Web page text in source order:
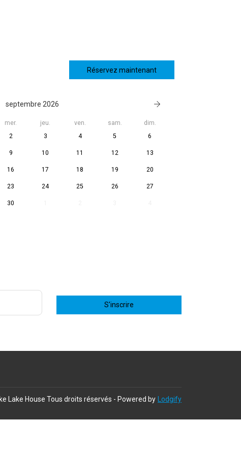
Réservez maintenant
septembre 2026
mer. jeu. ven. sam.
dim.
2 3 4 5 6
9 10 11 12 13
16 17 18 19 20
23 24 25 26 27
30
S'inscrire
Lake House Tous droits réservés - Powered by Lodgify